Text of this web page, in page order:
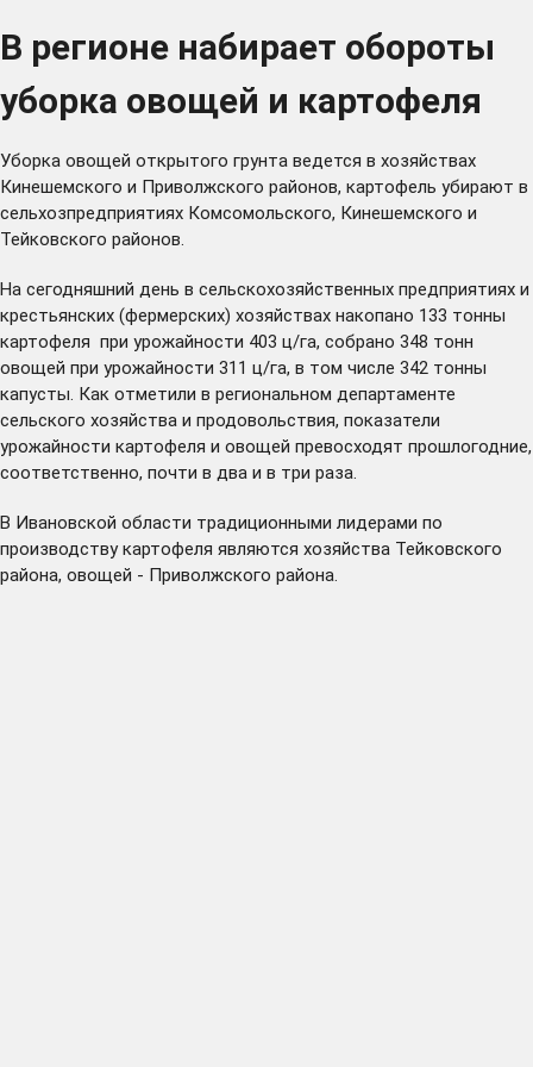
В регионе набирает обороты
уборка овощей и картофеля
Уборка овощей открытого грунта ведется в хозяйствах
Кинешемского и Приволжского районов, картофель убирают в
сельхозпредприятиях Комсомольского, Кинешемского и
Тейковского районов.
На сегодняшний день в сельскохозяйственных предприятиях и
крестьянских (фермерских) хозяйствах накопано 133 тонны
картофеля при урожайности 403 ц/га, собрано 348 тонн
овощей при урожайности 311 ц/га, в том числе 342 тонны
капусты. Как отметили в региональном департаменте
сельского хозяйства и продовольствия, показатели
урожайности картофеля и овощей превосходят прошлогодние,
соответственно, почти в два и в три раза.
В Ивановской области традиционными лидерами по
производству картофеля являются хозяйства Тейковского
района, овощей - Приволжского района.